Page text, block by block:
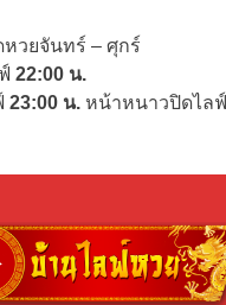
วยจันทร์ – ศุกร์
22:00 น.
23:00 น. หน้าหนาวปิดไลฟ์